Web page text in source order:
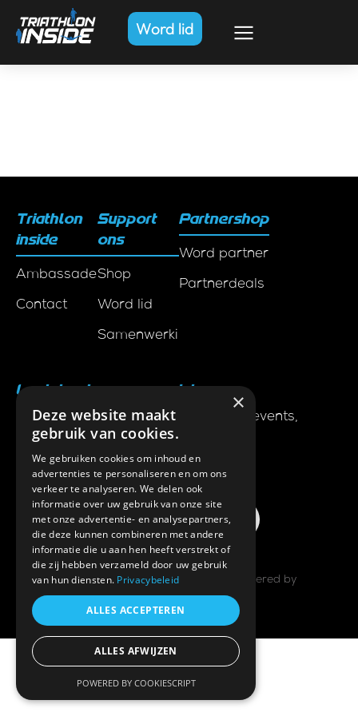
Word lid
Triathlon
inside
Ambassadeurs
Contact
Support
ons
Shop
Word lid
Samenwerkingen
Partnershop
Word partner
Partnerdeals
Laatste nieuws en updates
Ontvang als eerste het nieuws over events,
athleten en speciale deals in je mail.
Schrijf je in
© Copyright 2025 | All Rights Reserved | Powered by
Triathlon Inside
×
Deze website maakt
gebruik van cookies.
We gebruiken cookies om inhoud en
advertenties te personaliseren en om ons
verkeer te analyseren. We delen ook
informatie over uw gebruik van onze site
met onze advertentie- en analysepartners,
die deze kunnen combineren met andere
informatie die u aan hen heeft verstrekt of
die zij hebben verzameld door uw gebruik
van hun diensten. Privacybeleid
ALLES ACCEPTEREN
ALLES AFWIJZEN
POWERED BY COOKIESCRIPT